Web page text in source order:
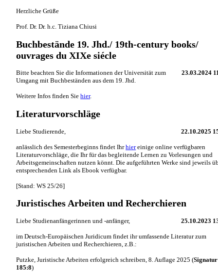
Herzliche Grüße
Prof. Dr. Dr. h.c. Tiziana Chiusi
Buchbestände 19. Jhd./ 19th-century books/
ouvrages du XIXe siécle
23.03.2024
Bitte beachten Sie die Informationen der Universität zum
Umgang mit Buchbeständen aus dem 19. Jhd.
Weitere Infos finden Siehier.
Literaturvorschläge
22.10.2025
Liebe Studierende,
anlässlich des Semesterbeginns findet Ihrhiereinige online verfügbaren
Literaturvorschläge, die Ihr für das begleitende Lernen zu Vorlesungen und
Arbeitsgemeinschaften nutzen könnt. Die aufgeführten Werke sind jeweils
entsprechenden Link als Ebook verfügbar.
[Stand: WS 25/26]
Juristisches Arbeiten und Recherchieren
25.10.2023
Liebe Studienanfängerinnen und -anfänger,
im Deutsch-Europäischen Juridicum findet ihr umfassende Literatur zum
juristischen Arbeiten und Recherchieren, z.B.:
Putzke, Juristische Arbeiten erfolgreich schreiben, 8. Auflage 2025 (
185:8)